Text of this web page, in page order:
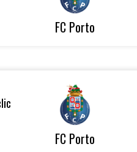
FC Porto
FC Porto